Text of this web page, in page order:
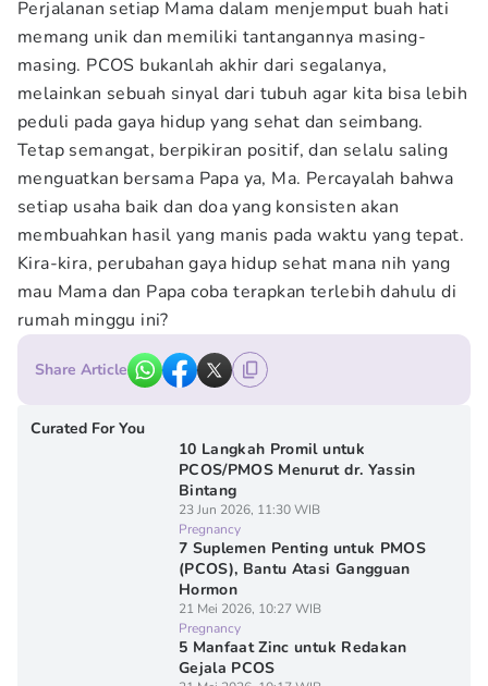
Perjalanan setiap Mama dalam menjemput buah hati
memang unik dan memiliki tantangannya masing-
masing. PCOS bukanlah akhir dari segalanya,
melainkan sebuah sinyal dari tubuh agar kita bisa lebih
peduli pada gaya hidup yang sehat dan seimbang.
Tetap semangat, berpikiran positif, dan selalu saling
menguatkan bersama Papa ya, Ma. Percayalah bahwa
setiap usaha baik dan doa yang konsisten akan
membuahkan hasil yang manis pada waktu yang tepat.
Kira-kira, perubahan gaya hidup sehat mana nih yang
mau Mama dan Papa coba terapkan terlebih dahulu di
rumah minggu ini?
Share Article
Curated For You
10 Langkah Promil untuk
PCOS/PMOS Menurut dr. Yassin
Bintang
23 Jun 2026, 11:30 WIB
Pregnancy
7 Suplemen Penting untuk PMOS
(PCOS), Bantu Atasi Gangguan
Hormon
21 Mei 2026, 10:27 WIB
Pregnancy
5 Manfaat Zinc untuk Redakan
Gejala PCOS